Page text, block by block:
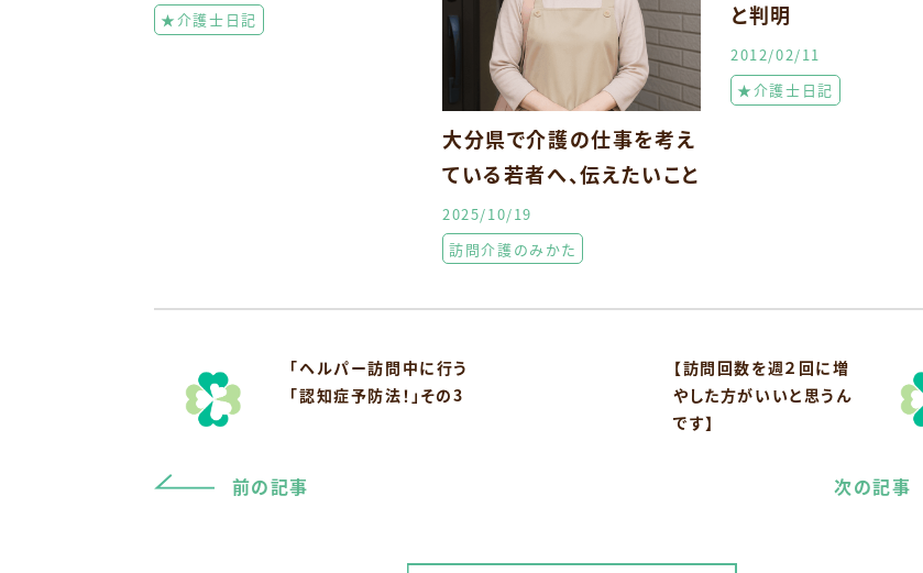
★介護士日記
大分県で介護の仕事を考え
ている若者へ、伝えたいこと
2025/10/19
訪問介護のみかた
と判明
2012/02/11
★介護士日記
「ヘルパー訪問中に行う
「認知症予防法！」その3
前の記事
【訪問回数を週２回に増
やした方がいいと思うん
です】
次の記事